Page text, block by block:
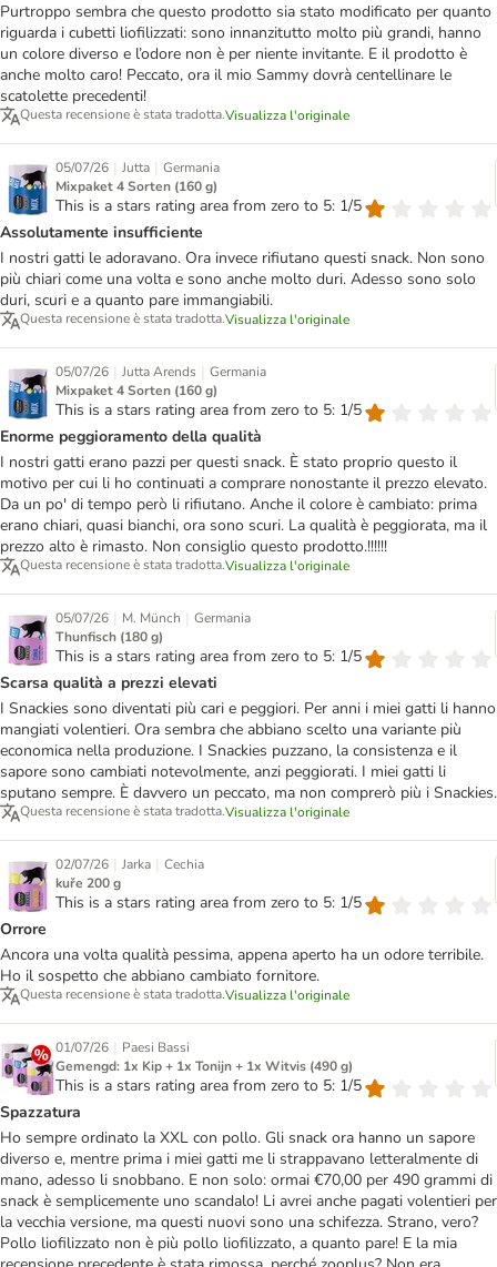
Purtroppo sembra che questo prodotto sia stato modificato per quanto
riguarda i cubetti liofilizzati: sono innanzitutto molto più grandi, hanno
un colore diverso e l’odore non è per niente invitante. E il prodotto è
anche molto caro! Peccato, ora il mio Sammy dovrà centellinare le
scatolette precedenti!
Questa recensione è stata tradotta.Visualizza l'originale
05/07/26 | Jutta | Germania
Mixpaket 4 Sorten (160 g)
This is a stars rating area from zero to 5: 1/5
Assolutamente insufficiente
I nostri gatti le adoravano. Ora invece rifiutano questi snack. Non sono
più chiari come una volta e sono anche molto duri. Adesso sono solo
duri, scuri e a quanto pare immangiabili.
Questa recensione è stata tradotta.Visualizza l'originale
05/07/26 | Jutta Arends | Germania
Mixpaket 4 Sorten (160 g)
This is a stars rating area from zero to 5: 1/5
Enorme peggioramento della qualità
I nostri gatti erano pazzi per questi snack. È stato proprio questo il
motivo per cui li ho continuati a comprare nonostante il prezzo elevato.
Da un po' di tempo però li rifiutano. Anche il colore è cambiato: prima
erano chiari, quasi bianchi, ora sono scuri. La qualità è peggiorata, ma il
prezzo alto è rimasto. Non consiglio questo prodotto.!!!!!!
Questa recensione è stata tradotta.Visualizza l'originale
05/07/26 | M. Münch | Germania
Thunfisch (180 g)
This is a stars rating area from zero to 5: 1/5
Scarsa qualità a prezzi elevati
I Snackies sono diventati più cari e peggiori. Per anni i miei gatti li hanno
mangiati volentieri. Ora sembra che abbiano scelto una variante più
economica nella produzione. I Snackies puzzano, la consistenza e il
sapore sono cambiati notevolmente, anzi peggiorati. I miei gatti li
sputano sempre. È davvero un peccato, ma non comprerò più i Snackies.
Questa recensione è stata tradotta.Visualizza l'originale
02/07/26 | Jarka | Cechia
kuře 200 g
This is a stars rating area from zero to 5: 1/5
Orrore
Ancora una volta qualità pessima, appena aperto ha un odore terribile.
Ho il sospetto che abbiano cambiato fornitore.
Questa recensione è stata tradotta.Visualizza l'originale
01/07/26 | Paesi Bassi
Gemengd: 1x Kip + 1x Tonijn + 1x Witvis (490 g)
This is a stars rating area from zero to 5: 1/5
Spazzatura
Ho sempre ordinato la XXL con pollo. Gli snack ora hanno un sapore
diverso e, mentre prima i miei gatti me li strappavano letteralmente di
mano, adesso li snobbano. E non solo: ormai €70,00 per 490 grammi di
snack è semplicemente uno scandalo! Li avrei anche pagati volentieri per
la vecchia versione, ma questi nuovi sono una schifezza. Strano, vero?
Pollo liofilizzato non è più pollo liofilizzato, a quanto pare! E la mia